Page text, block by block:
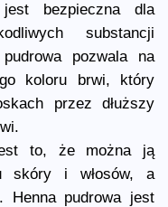
bezpieczna dla
substancji
pozwala na
koloru brwi, który
przez dłuższy
to, że można ją
skóry i włosów, a
Henna pudrowa jest